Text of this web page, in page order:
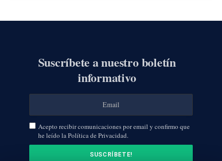
Suscríbete a nuestro boletín
informativo
Acepto recibir comunicaciones por email y confirmo que
he leído la Política de Privacidad.